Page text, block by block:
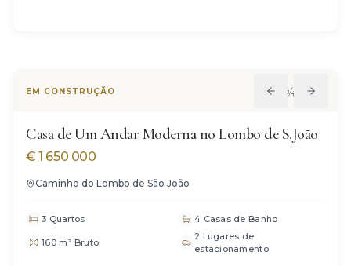
EM CONSTRUÇÃO 1/4
Casa de Um Andar Moderna no Lombo de S.João
€1 650 000
Caminho do Lombo de São João
3 Quartos 4 Casas de Banho
160 m² Bruto
2 Lugares de
estacionamento